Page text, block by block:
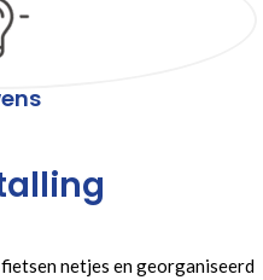
netjes en georganiseerd